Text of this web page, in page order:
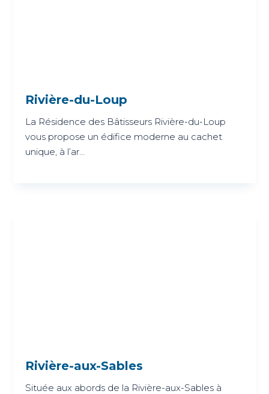
Rivière-du-Loup
La Résidence des Bâtisseurs Rivière-du-Loup
vous propose un édifice moderne au cachet
unique, à l’ar...
Rivière-aux-Sables
Située aux abords de la Rivière-aux-Sables à